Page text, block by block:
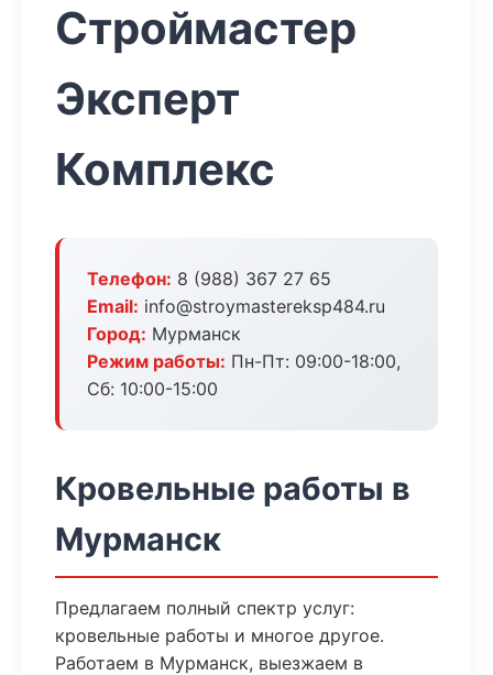
Строймастер
Эксперт
Комплекс
Телефон: 8 (988) 367 27 65
Email: info@stroymastereksp484.ru
Город: Мурманск
Режим работы: Пн-Пт: 09:00-18:00,
Сб: 10:00-15:00
Кровельные работы в
Мурманск
Предлагаем полный спектр услуг:
кровельные работы и многое другое.
Работаем в Мурманск, выезжаем в